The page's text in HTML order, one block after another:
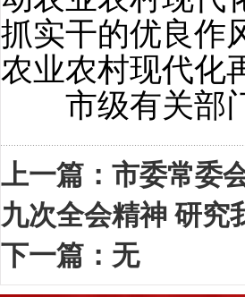
抓实干的优良作
农业农村现代化
市级有关部门
上一篇： 市委常委
九次全会精神 研究
下一篇：无